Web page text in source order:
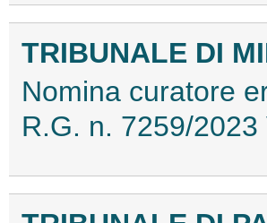
TRIBUNALE DI
Nomina curatore
R.G. n. 7259/